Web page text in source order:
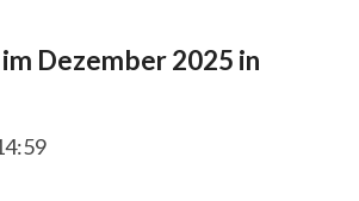
Dezember 2025 in